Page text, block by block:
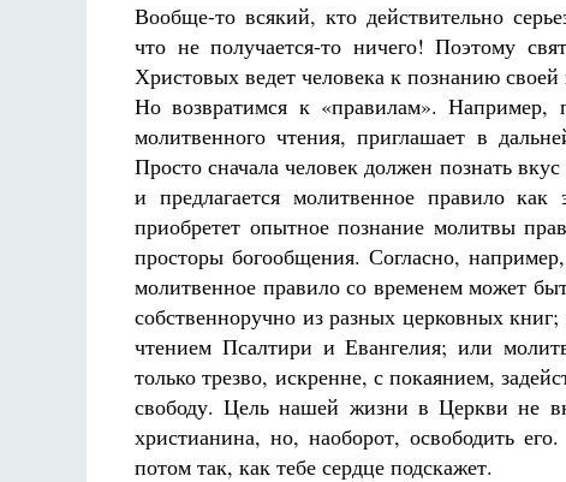
Вообще-то всякий, кто действительно
что не получается-то ничего! Поэтому
Христовых ведет человека к познанию
Но возвратимся к «правилам». Например,
молитвенного чтения, приглашает в
Просто сначала человек должен познать
и предлагается молитвенное правило
приобретет опытное познание молитвы
просторы богообщения. Согласно,
молитвенное правило со временем может
собственноручно из разных церковных
чтением Псалтири и Евангелия; или
только трезво, искренне, с покаянием,
свободу. Цель нашей жизни в Церкви не
христианина, но, наоборот, освободить
потом так, как тебе сердце подскажет.